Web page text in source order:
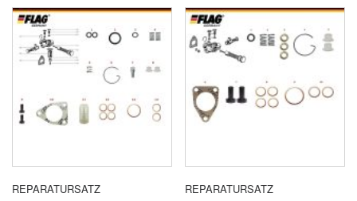
REPARATURSATZ REPARATURSATZ